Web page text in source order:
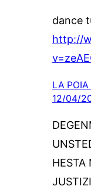
dance
http://
LA POIA
12/04/
HESTA